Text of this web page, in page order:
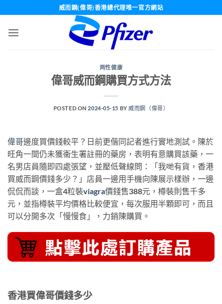
content
威而鋼(偉哥)香港總代理唯一官方網站
两性健康
偉哥威而鋼購買方式方法
POSTED ON2024-05-15 BY 威而鋼（偉哥）
偉哥邊度買價錢較平？日前更偕同記者進行實地測試。陳於
旺角一間仍未獲衞生署註冊的藥房，表明有意購買該藥，一
名男店員隨即四處張望，並壓低聲線問：「我哋有貨，香港
買威而鋼價錢多少？」店員一邊用手機向陳展示樣辦，一邊
侃侃而談，一盒4粒裝viagra價錢售388元，樽裝則售千多
元，並指樽裝平均價格比較便宜，每次服用半顆即可，而且
可以分開多次「慢慢食」，力銷陳購買。
香港買偉哥價錢多少